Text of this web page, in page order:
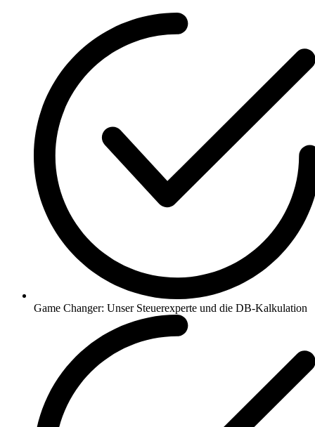
Game Changer: Unser Steuerexperte und die DB-Kalkulation